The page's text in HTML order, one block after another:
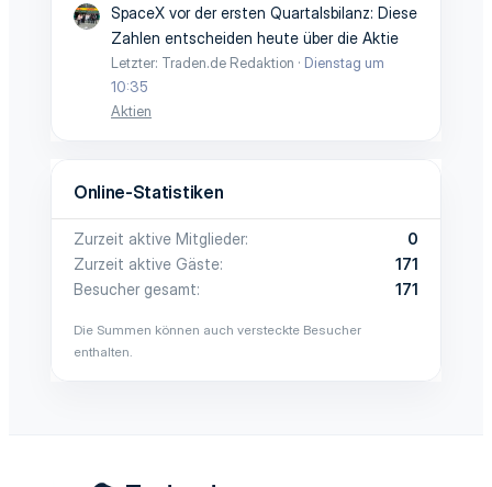
SpaceX vor der ersten Quartalsbilanz: Diese
Zahlen entscheiden heute über die Aktie
Letzter: Traden.de Redaktion
Dienstag um
10:35
Aktien
Online-Statistiken
Zurzeit aktive Mitglieder
0
Zurzeit aktive Gäste
171
Besucher gesamt
171
Die Summen können auch versteckte Besucher
enthalten.